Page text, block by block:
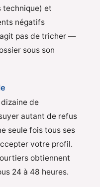
technique) et
négatifs
pas de tricher —
sous son
de
autant de refus
seule fois tous ses
votre profil.
obtiennent
24 à 48 heures.